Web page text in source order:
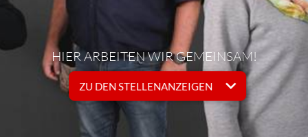
HIER ARBEITEN WIR GEMEINSAM!
ZU DEN STELLENANZEIGEN